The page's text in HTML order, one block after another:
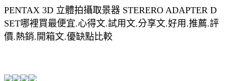
PENTAX 3D 立體拍攝取景器 STERERO ADAPTER D
SET哪裡買最便宜.心得文.試用文.分享文.好用.推薦.評
價.熱銷.開箱文.優缺點比較